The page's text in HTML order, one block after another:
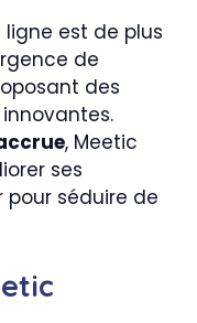
est de plus
de
des
, Meetic
ses
séduire de